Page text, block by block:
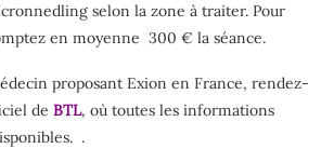
selon la zone à traiter. Pour
en moyenne 300 € la séance.
proposant Exion en France, rendez-
de BTL, où toutes les informations
.